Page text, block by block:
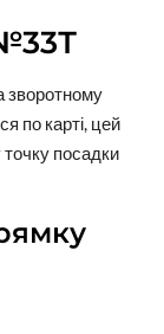
зворотному
по карті, цей
посадки